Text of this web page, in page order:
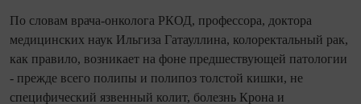
По словам врача-онколога РКОД, профессора, доктора
медицинских наук Ильгиза Гатауллина, колоректальный рак,
как правило, возникает на фоне предшествующей патологии
- прежде всего полипы и полипоз толстой кишки, не
специфический язвенный колит, болезнь Крона и